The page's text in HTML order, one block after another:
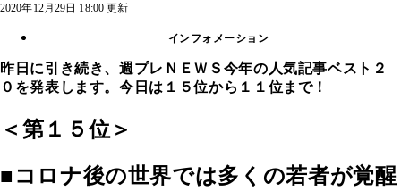
2020年12月29日 18:00 更新
インフォメーション
昨日に引き続き、週プレＮＥＷＳ今年の人気記事ベスト２
０を発表します。今日は１５位から１１位まで！
＜第１５位＞
■コロナ後の世界では多くの若者が覚醒